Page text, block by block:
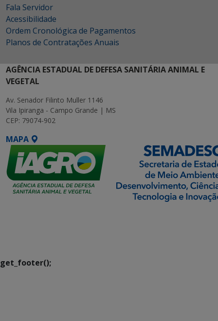
Fala Servidor
Acessibilidade
Ordem Cronológica de Pagamentos
Planos de Contratações Anuais
AGÊNCIA ESTADUAL DE DEFESA SANITÁRIA ANIMAL E
VEGETAL
Av. Senador Filinto Muller 1146
Vila Ipiranga - Campo Grande | MS
CEP: 79074-902
MAPA
get_footer();